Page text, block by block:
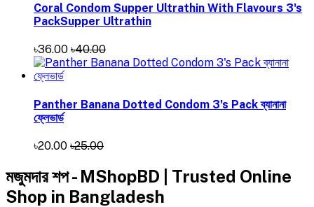
Coral Condom Supper Ultrathin With Flavours 3's
PackSupper Ultrathin
৳36.00 ৳40.00
Panther Banana Dotted Condom 3's Pack ব্যানানা
ফ্লেভার্ড
৳20.00 ৳25.00
মজুমদার শপ - MShopBD | Trusted Online
Shop in Bangladesh